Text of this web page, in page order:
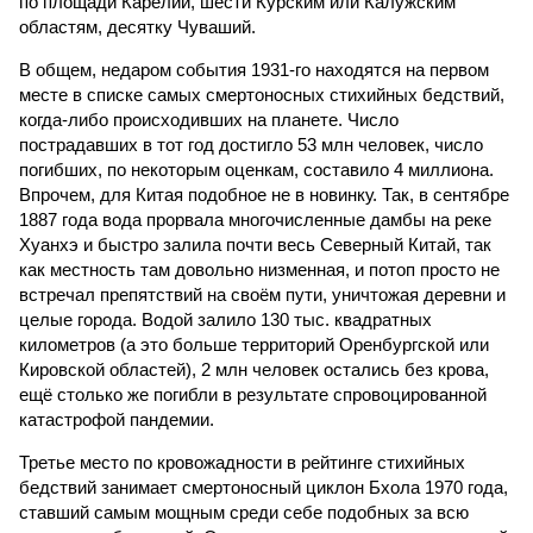
областям, десятку Чуваший.
В общем, недаром события 1931-го находятся на первом
месте в списке самых смертоносных стихийных бедствий,
когда-либо происходивших на планете. Число
пострадавших в тот год достигло 53 млн человек, число
погибших, по некоторым оценкам, составило 4 миллиона.
Впрочем, для Китая подобное не в новинку. Так, в сентябре
1887 года вода прорвала многочисленные дамбы на реке
Хуанхэ и быстро залила почти весь Северный Китай, так
как местность там довольно низменная, и потоп просто не
встречал препятствий на своём пути, уничтожая деревни и
целые города. Водой залило 130 тыс. квадратных
километров (а это больше территорий Оренбургской или
Кировской областей), 2 млн человек остались без крова,
ещё столько же погибли в результате спровоцированной
катастрофой пандемии.
Третье место по кровожадности в рейтинге стихийных
бедствий занимает смертоносный циклон Бхола 1970 года,
ставший самым мощным среди себе подобных за всю